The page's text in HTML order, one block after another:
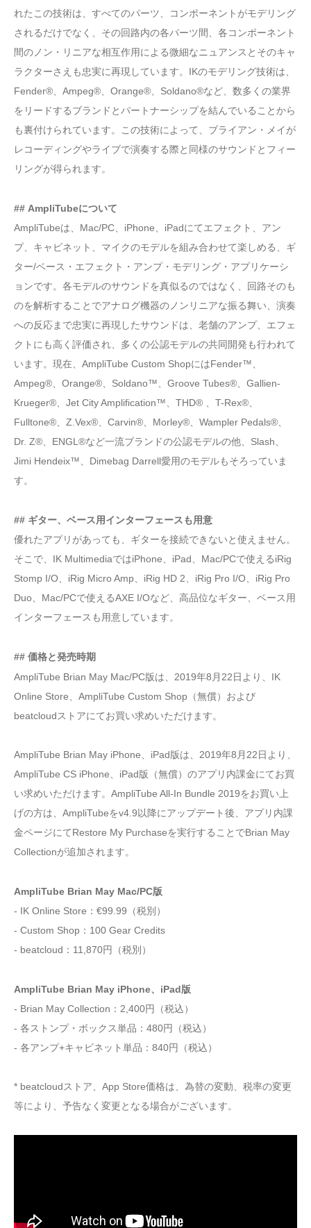
れたこの技術は、すべてのパーツ、コンポーネントがモデリング
されるだけでなく、その回路内の各パーツ間、各コンポーネント
間のノン・リニアな相互作用による微細なニュアンスとそのキャ
ラクターさえも忠実に再現しています。IKのモデリング技術は、
Fender®、Ampeg®、Orange®、Soldano®など、数多くの業界
をリードするブランドとパートナーシップを結んでいることから
も裏付けられています。この技術によって、ブライアン・メイが
レコーディングやライブで演奏する際と同様のサウンドとフィー
リングが得られます。
## AmpliTubeについて
AmpliTubeは、Mac/PC、iPhone、iPadにてエフェクト、アン
プ、キャビネット、マイクのモデルを組み合わせて楽しめる、ギ
ター/ベース・エフェクト・アンプ・モデリング・アプリケーシ
ョンです。各モデルのサウンドを真似るのではなく、回路そのも
のを解析することでアナログ機器のノンリニアな振る舞い、演奏
への反応まで忠実に再現したサウンドは、老舗のアンプ、エフェ
クトにも高く評価され、多くの公認モデルの共同開発も行われて
います。現在、AmpliTube Custom ShopにはFender™、
Ampeg®、Orange®、Soldano™、Groove Tubes®、Gallien-
Krueger®、Jet City Amplification™、THD® 、T-Rex®、
Fulltone®、Z.Vex®、Carvin®、Morley®、Wampler Pedals®、
Dr. Z®、ENGL®など一流ブランドの公認モデルの他、Slash、
Jimi Hendeix™、Dimebag Darrell愛用のモデルもそろっていま
す。
## ギター、ベース用インターフェースも用意
優れたアプリがあっても、ギターを接続できないと使えません。
そこで、IK MultimediaではiPhone、iPad、Mac/PCで使えるiRig
Stomp I/O、iRig Micro Amp、iRig HD 2、iRig Pro I/O、iRig Pro
Duo、Mac/PCで使えるAXE I/Oなど、高品位なギター、ベース用
インターフェースも用意しています。
## 価格と発売時期
AmpliTube Brian May Mac/PC版は、2019年8月22日より、IK
Online Store、AmpliTube Custom Shop（無償）および
beatcloudストアにてお買い求めいただけます。
AmpliTube Brian May iPhone、iPad版は、2019年8月22日より、
AmpliTube CS iPhone、iPad版（無償）のアプリ内課金にてお買
い求めいただけます。AmpliTube All-In Bundle 2019をお買い上
げの方は、AmpliTubeをv4.9以降にアップデート後、アプリ内課
金ページにてRestore My Purchaseを実行することでBrian May
Collectionが追加されます。
AmpliTube Brian May Mac/PC版
- IK Online Store：€99.99（税別）
- Custom Shop：100 Gear Credits
- beatcloud：11,870円（税別）
AmpliTube Brian May iPhone、iPad版
- Brian May Collection：2,400円（税込）
- 各ストンプ・ボックス単品：480円（税込）
- 各アンプ+キャビネット単品：840円（税込）
* beatcloudストア、App Store価格は、為替の変動、税率の変更
等により、予告なく変更となる場合がございます。